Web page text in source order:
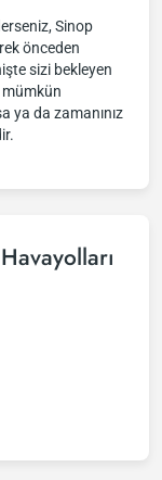
Sinop
önceden
sizi bekleyen
mümkün
ya da zamanınız